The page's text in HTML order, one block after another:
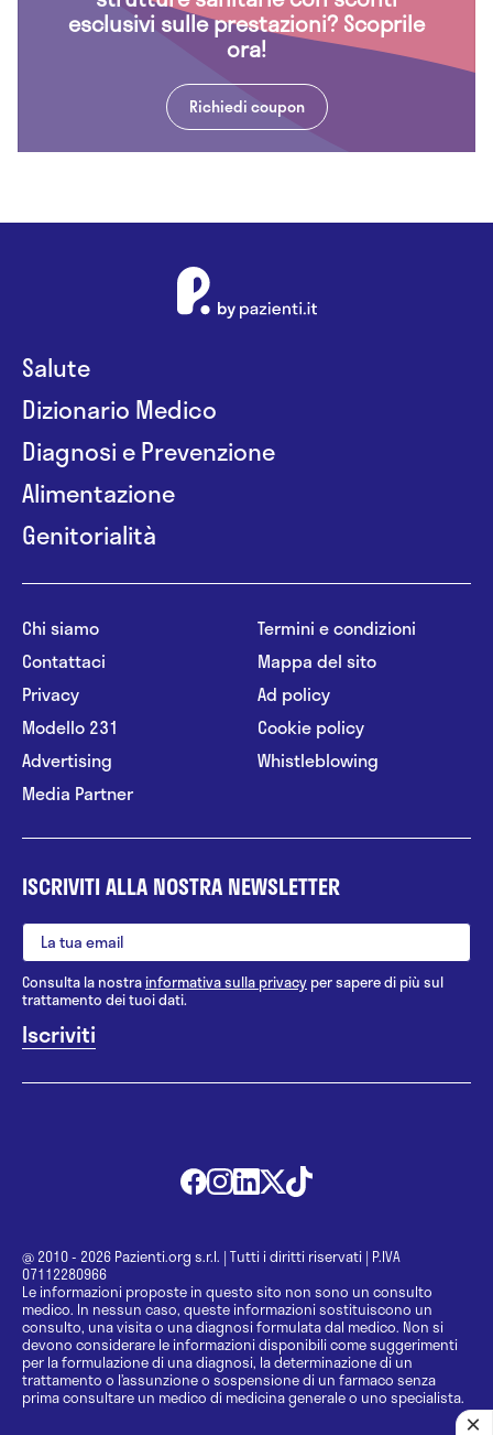
esclusivi sulle prestazioni? Scoprile
ora!
Richiedi coupon
Salute
Dizionario Medico
Diagnosi e Prevenzione
Alimentazione
Genitorialità
Chi siamo
Contattaci
Privacy
Modello 231
Advertising
Media Partner
Termini e condizioni
Mappa del sito
Ad policy
Cookie policy
Whistleblowing
ISCRIVITI ALLA NOSTRA NEWSLETTER
Consulta la nostrainformativa sulla privacy per sapere di più sul
trattamento dei tuoi dati.
@ 2010 - 2026 Pazienti.org s.r.l. | Tutti i diritti riservati | P.IVA
07112280966
Le informazioni proposte in questo sito non sono un consulto
medico. In nessun caso, queste informazioni sostituiscono un
consulto, una visita o una diagnosi formulata dal medico. Non si
devono considerare le informazioni disponibili come suggerimenti
per la formulazione di una diagnosi, la determinazione di un
trattamento o l’assunzione o sospensione di un farmaco senza
prima consultare un medico di medicina generale o uno specialista.